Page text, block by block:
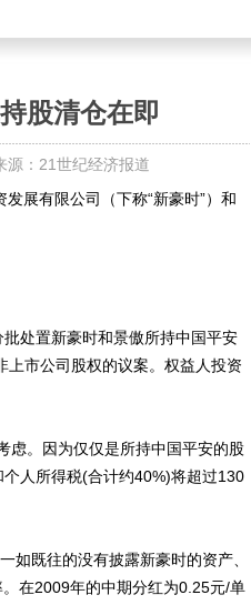
股清仓在即
：21世纪经济报道
展有限公司（下称“新豪时”）和
处置新豪时和景傲所持中国平安
上市公司股权的议案。权益人投资
。因为仅仅是所持中国平安的股
人所得税(合计约40%)将超过130
既往的没有披露新豪时的资产、
在2009年的中期分红为0.25元/单